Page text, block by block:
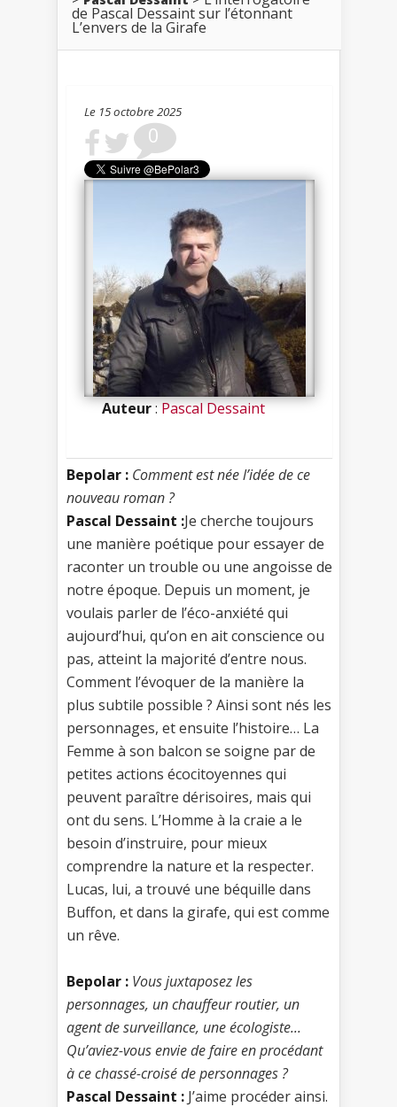
de Pascal Dessaint sur l’étonnant
L’envers de la Girafe
Le 15 octobre 2025
0
Auteur:Pascal Dessaint
Bepolar : Comment est née l’idée de ce
nouveau roman ?
Pascal Dessaint :Je cherche toujours
une manière poétique pour essayer de
raconter un trouble ou une angoisse de
notre époque. Depuis un moment, je
voulais parler de l’éco-anxiété qui
aujourd’hui, qu’on en ait conscience ou
pas, atteint la majorité d’entre nous.
Comment l’évoquer de la manière la
plus subtile possible ? Ainsi sont nés les
personnages, et ensuite l’histoire… La
Femme à son balcon se soigne par de
petites actions écocitoyennes qui
peuvent paraître dérisoires, mais qui
ont du sens. L’Homme à la craie a le
besoin d’instruire, pour mieux
comprendre la nature et la respecter.
Lucas, lui, a trouvé une béquille dans
Buffon, et dans la girafe, qui est comme
un rêve.
Bepolar : Vous juxtaposez les
personnages, un chauffeur routier, un
agent de surveillance, une écologiste...
Qu’aviez-vous envie de faire en procédant
à ce chassé-croisé de personnages ?
Pascal Dessaint : J’aime procéder ainsi.